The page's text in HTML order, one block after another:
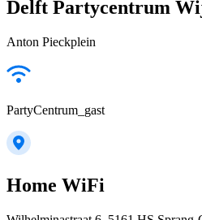
Delft Partycentrum
Anton Pieckplein
PartyCentrum_gast
Home WiFi